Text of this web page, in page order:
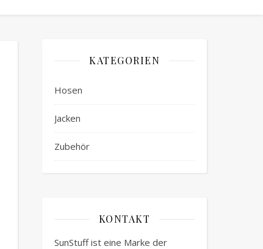
KATEGORIEN
Hosen
Jacken
Zubehör
KONTAKT
SunStuff ist eine Marke der